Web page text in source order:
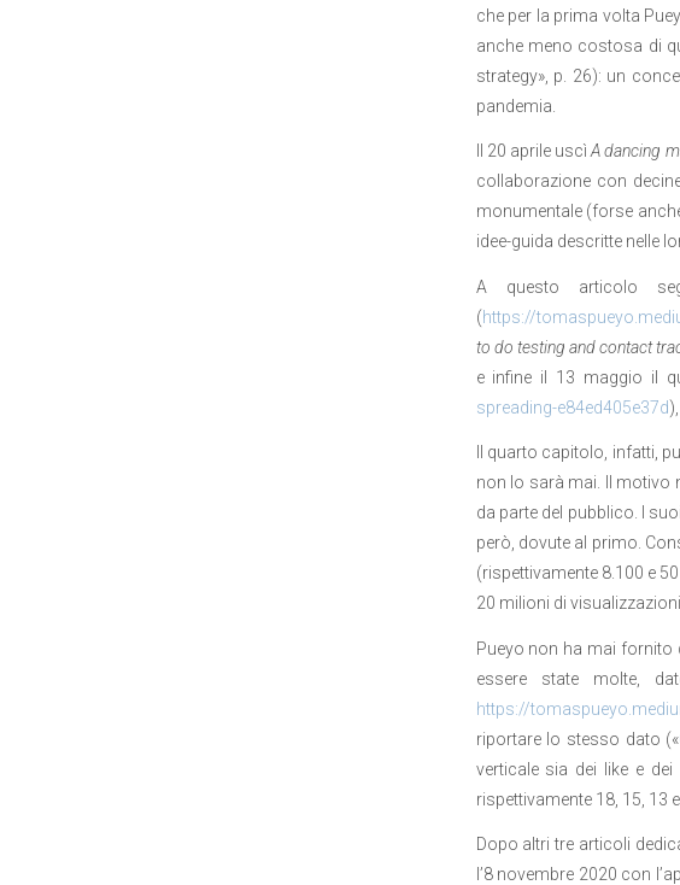
che per la prima volta
anche meno costosa di
strategy», p. 26): un
pandemia.
Il 20 aprile uscìA dancing
collaborazione con
monumentale (forse
idee-guida descritte nelle
A questo articolo
(https://
to do testing and contact
e infine il 13 maggio il
spreading-e84ed405e37d
Il quarto capitolo, infatti,
non lo sarà mai. Il motivo
da parte del pubblico. I
però, dovute al primo.
(rispettivamente 8.100 e
20 milioni di
Pueyo non ha mai fornito
essere state molte,
https://
riportare lo stesso dato («
verticale sia dei like e
rispettivamente 18, 15, 13
Dopo altri tre articoli
l’8 novembre 2020 con